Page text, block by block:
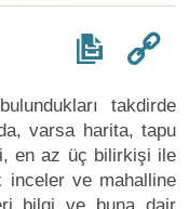
takdirde
varsa harita, tapu
en az üç bilirkişi ile
inceler ve mahalline